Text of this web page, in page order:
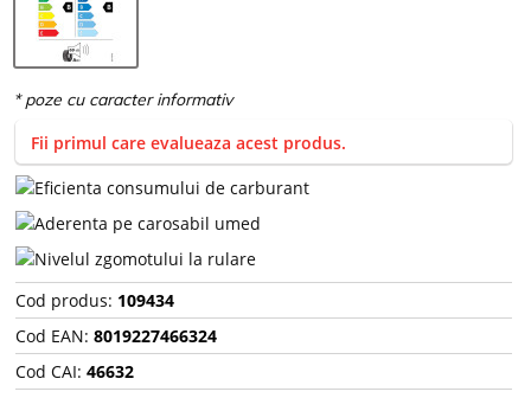
Fii primul care evalueaza acest produs.
Cod produs: 109434
Cod EAN: 8019227466324
Cod CAI: 46632